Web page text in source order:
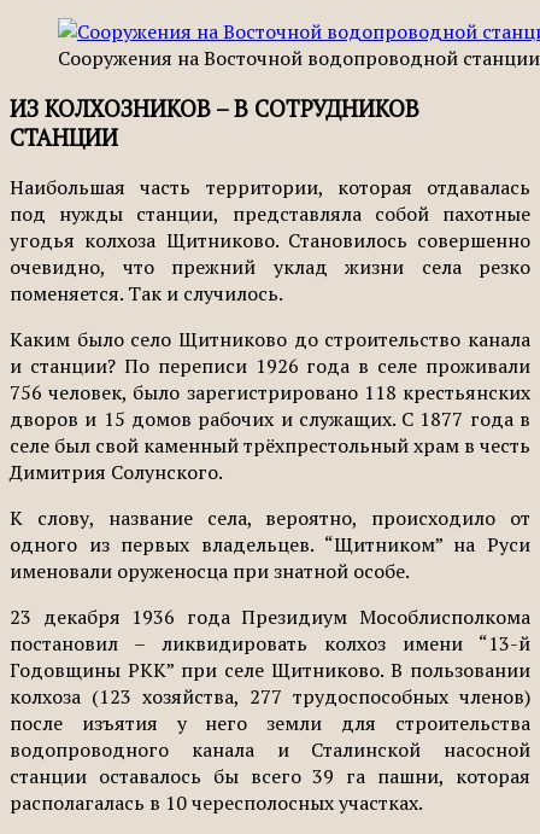
Сооружения на Восточной водопроводной
ИЗ КОЛХОЗНИКОВ – В СОТРУДНИКОВ
СТАНЦИИ
Наибольшая часть территории, которая отдавалась
под нужды станции, представляла собой пахотные
угодья колхоза Щитниково. Становилось совершенно
очевидно, что прежний уклад жизни села резко
поменяется. Так и случилось.
Каким было село Щитниково до строительство канала
и станции? По переписи 1926 года в селе проживали
756 человек, было зарегистрировано 118 крестьянских
дворов и 15 домов рабочих и служащих. С 1877 года в
селе был свой каменный трёхпрестольный храм в честь
Димитрия Солунского.
К слову, название села, вероятно, происходило от
одного из первых владельцев. “Щитником” на Руси
именовали оруженосца при знатной особе.
23 декабря 1936 года Президиум Мособлисполкома
постановил – ликвидировать колхоз имени “13-й
Годовщины РКК” при селе Щитниково. В пользовании
колхоза (123 хозяйства, 277 трудоспособных членов)
после изъятия у него земли для строительства
водопроводного канала и Сталинской насосной
станции оставалось бы всего 39 га пашни, которая
располагалась в 10 чересполосных участках.